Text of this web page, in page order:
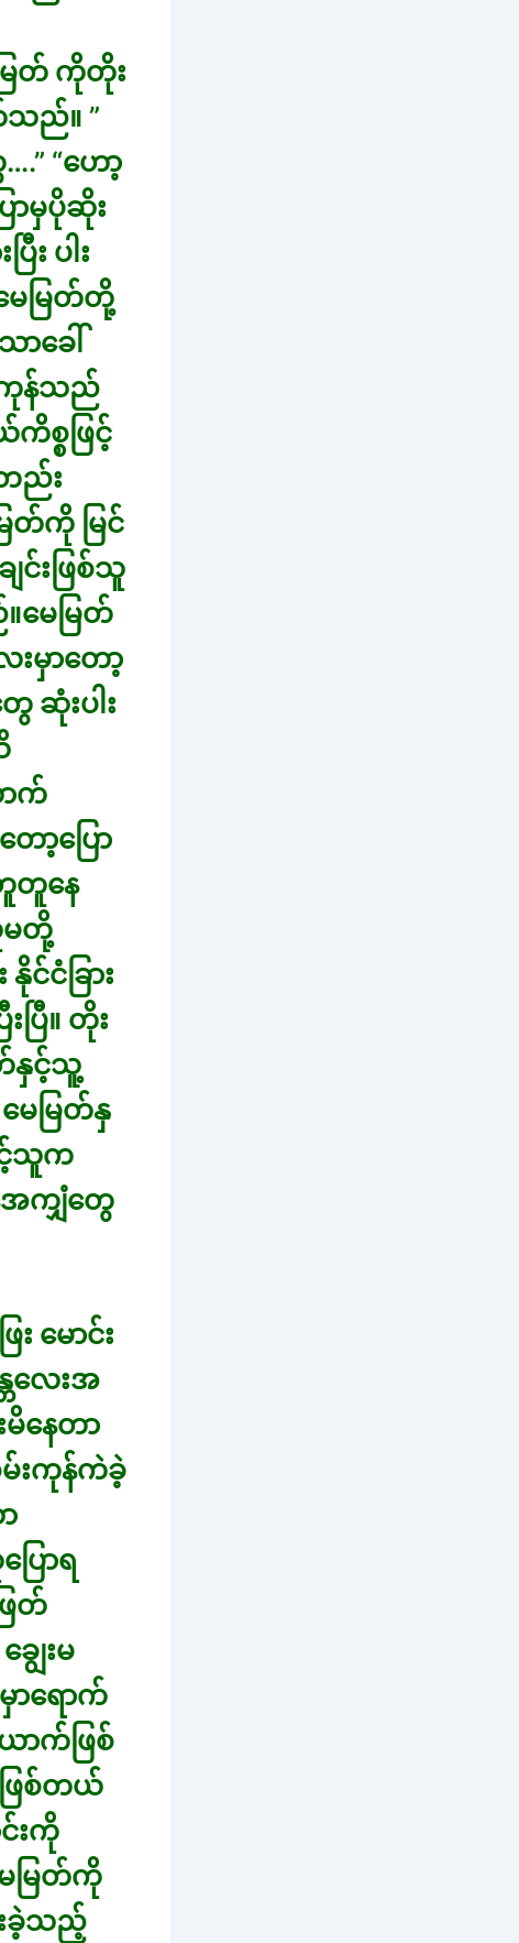
ြတ် ကိုတိုး
သည်။ ”
“ဟော့
ာမှပိုဆိုး
ပါး
ေမြတ်တို့
ခေါ်
ကုန်သည်
စ္စဖြင့်
ည်း
တ်ကို မြင်
င်းဖြစ်သူ
ေမြတ်
မှာတော့
ဆုံးပါး
က်
ာ့ပြော
တူနေ
တို့
ငံခြား
ပြီ။ တိုး
နှင့်သူ့
ေမြတ်နှ
င့်သူက
အကျှံတွေ
မောင်း
လေးအ
မိနေတာ
မ်းကုန်ကဲခဲ့
ောရ
တ်
ေးမ
ရောက်
ာက်ဖြစ်
ြစ်တယ်
းကို
မြတ်ကို
းခဲ့သည့်